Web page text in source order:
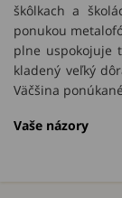
škôlkach a
ponukou
plne uspokojuje
kladený veľký
Väčšina
Vaše názory